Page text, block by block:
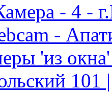
- 4 -
-
'из
101 |